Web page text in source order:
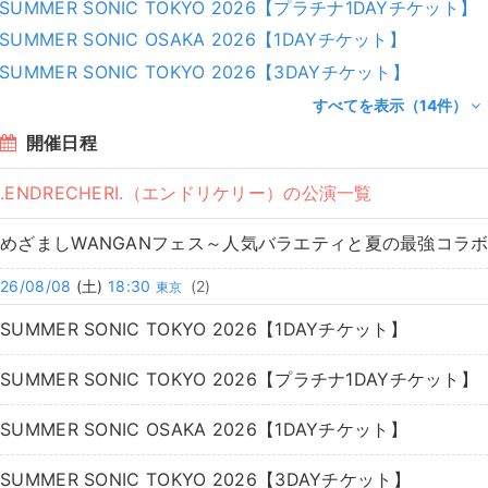
SUMMER SONIC TOKYO 2026【プラチナ1DAYチケット】
SUMMER SONIC OSAKA 2026【1DAYチケット】
SUMMER SONIC TOKYO 2026【3DAYチケット】
すべてを表示（14件）
開催日程
.ENDRECHERI.（エンドリケリー）の公演一覧
めざましWANGANフェス～人気バラエティと夏の最強コラ
26/08/08 (土) 18:30 東京 (2)
SUMMER SONIC TOKYO 2026【1DAYチケット】
SUMMER SONIC TOKYO 2026【プラチナ1DAYチケット】
SUMMER SONIC OSAKA 2026【1DAYチケット】
SUMMER SONIC TOKYO 2026【3DAYチケット】